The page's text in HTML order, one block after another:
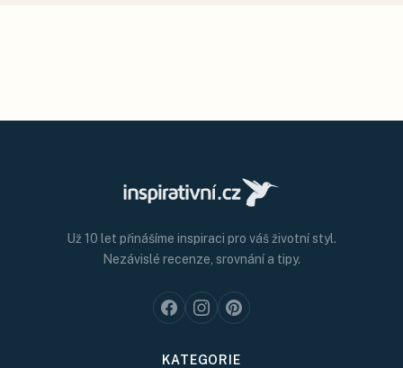
Už 10 let přinášíme inspiraci pro váš životní styl.
Nezávislé recenze, srovnání a tipy.
KATEGORIE